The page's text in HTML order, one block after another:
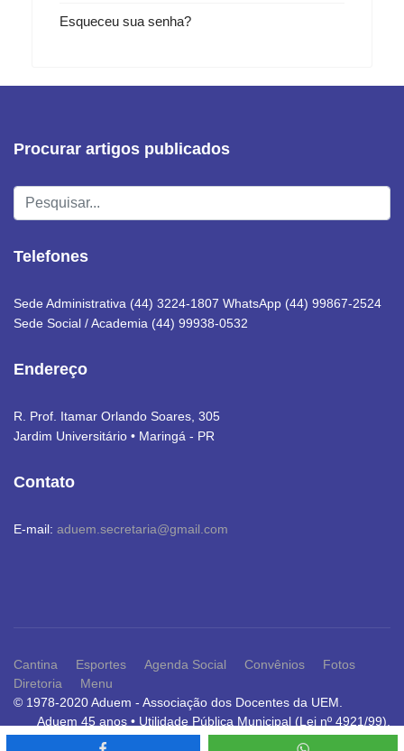
Esqueceu sua senha?
Procurar artigos publicados
Pesquisar...
Telefones
Sede Administrativa (44) 3224-1807 WhatsApp (44) 99867-2524
Sede Social / Academia (44) 99938-0532
Endereço
R. Prof. Itamar Orlando Soares, 305
Jardim Universitário • Maringá - PR
Contato
E-mail: aduem.secretaria@gmail.com
Cantina Esportes Agenda Social Convênios
Fotos
Diretoria
Menu
© 1978-2020 Aduem - Associação dos Docentes da UEM.
Aduem 45 anos • Utilidade Pública Municipal (Lei nº 4921/99).